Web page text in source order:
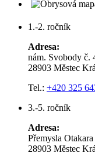
1.-2. ročník
Adresa:
nám. Svobody č.
28903 Městec
Tel.: +420 325
3.-5. ročník
Adresa:
Přemysla
28903 Městec